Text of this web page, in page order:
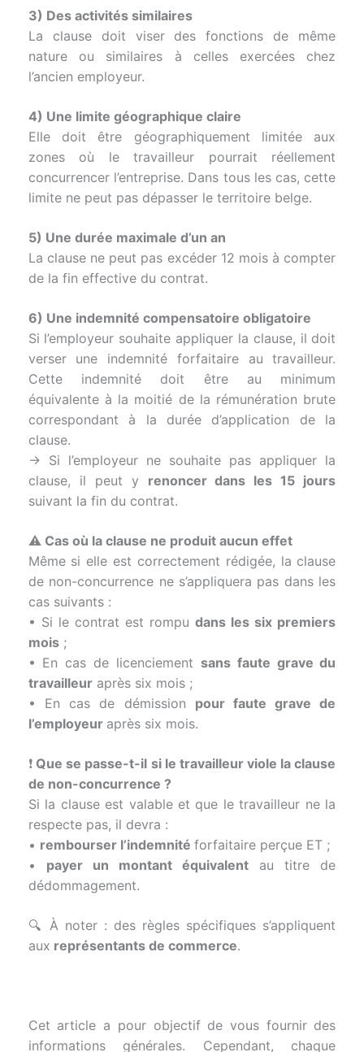
3) Des activités similaires
La clause doit viser des fonctions de même
nature ou similaires à celles exercées chez
l’ancien employeur.
4) Une limite géographique claire
Elle doit être géographiquement limitée aux
zones où le travailleur pourrait réellement
concurrencer l’entreprise. Dans tous les cas, cette
limite ne peut pas dépasser le territoire belge.
5) Une durée maximale d’un an
La clause ne peut pas excéder 12 mois à compter
de la fin effective du contrat.
6) Une indemnité compensatoire obligatoire
Si l’employeur souhaite appliquer la clause, il doit
verser une indemnité forfaitaire au travailleur.
Cette indemnité doit être au minimum
équivalente à la moitié de la rémunération brute
correspondant à la durée d’application de la
clause.
→ Si l’employeur ne souhaite pas appliquer la
clause, il peut y renoncer dans les 15 jours
suivant la fin du contrat.
⚠️ Cas où la clause ne produit aucun effet
Même si elle est correctement rédigée, la clause
de non-concurrence ne s’appliquera pas dans les
cas suivants :
• Si le contrat est rompudans les six premiers
mois;
• En cas de licenciement sans faute grave du
travailleuraprès six mois ;
• En cas de démission pour faute grave de
l’employeur après six mois.
❗Que se passe-t-il si le travailleur viole la clause
de non-concurrence ?
Si la clause est valable et que le travailleur ne la
respecte pas, il devra :
• rembourser l’indemnité forfaitaire perçue ET ;
• payer un montant équivalent au titre de
dédommagement.
🔍 À noter : des règles spécifiques s’appliquent
aux représentants de commerce.
Cet article a pour objectif de vous fournir des
informations générales. Cependant, chaque